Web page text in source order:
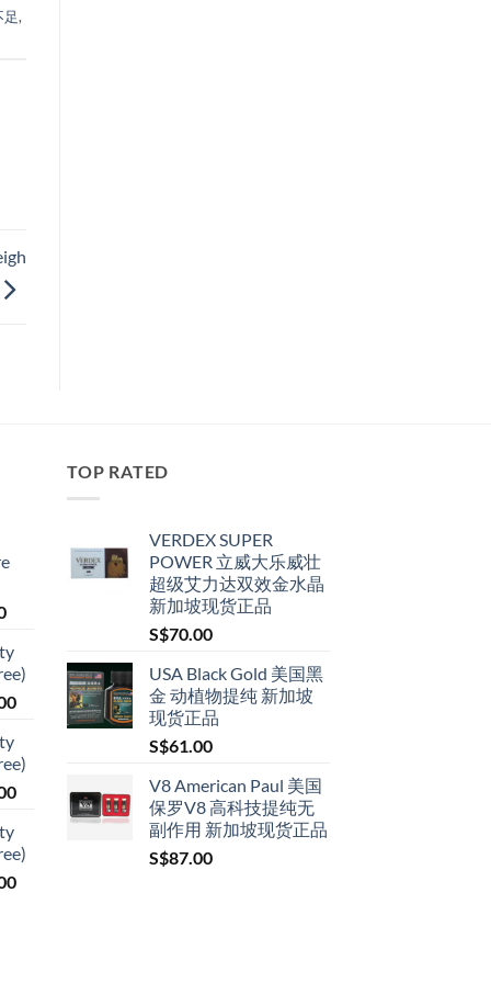
,
Price
S$79.00
through
S$399.00
Price
through
S$209.00
Price
through
S$209.00
Price
TOP RATED
VERDEX SUPER
POWER 立威大乐威壮
超级艾力达双效金水晶
新加坡现货正品
S$70.00
USA Black Gold 美国黑
金 动植物提纯 新加坡
现货正品
S$61.00
V8 American Paul 美国
保罗V8 高科技提纯无
副作用 新加坡现货正品
S$87.00